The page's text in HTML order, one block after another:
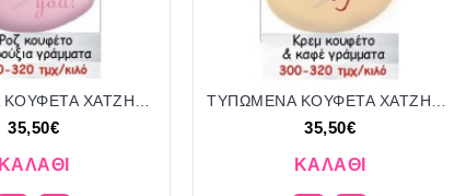
35,50€
ΚΑΛΆΘΙ
35,50€
ΚΑΛΆΘΙ